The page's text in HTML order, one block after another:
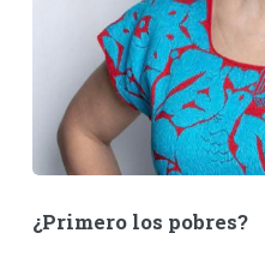
¿Primero los pobres?